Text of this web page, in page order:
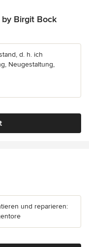
Birgit Bock
Sternen
d. h. ich
Neugestaltung,
Sternen
und reparieren: